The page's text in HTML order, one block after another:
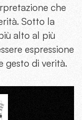
che
Sotto la
alto al più
espressione
gesto di verità.